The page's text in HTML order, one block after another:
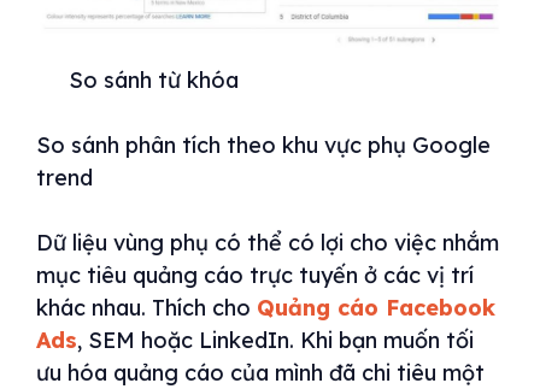
So sánh từ khóa
So sánh phân tích theo khu vực phụ Google
trend
Dữ liệu vùng phụ có thể có lợi cho việc nhắm
mục tiêu quảng cáo trực tuyến ở các vị trí
khác nhau. Thích cho Quảng cáo Facebook
Ads, SEM hoặc LinkedIn. Khi bạn muốn tối
ưu hóa quảng cáo của mình đã chi tiêu một